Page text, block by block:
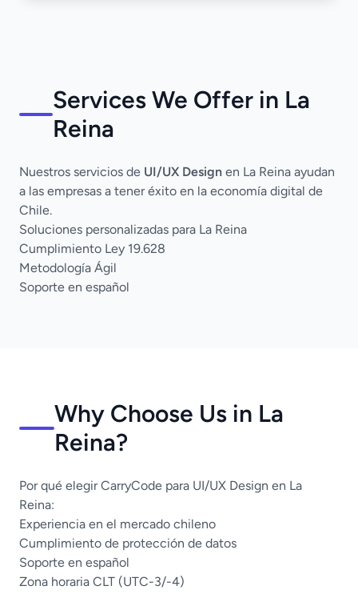
Services We Offer in La
Reina
Nuestros servicios de UI/UX Design en La Reina ayudan
a las empresas a tener éxito en la economía digital de
Chile.
Soluciones personalizadas para La Reina
Cumplimiento Ley 19.628
Metodología Ágil
Soporte en español
Why Choose Us in La
Reina?
Por qué elegir CarryCode para UI/UX Design en La
Reina:
Experiencia en el mercado chileno
Cumplimiento de protección de datos
Soporte en español
Zona horaria CLT (UTC-3/-4)